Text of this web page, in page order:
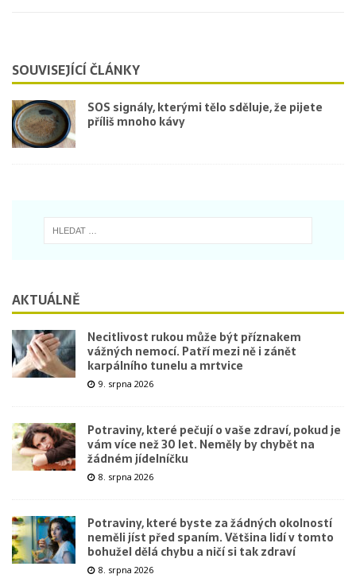
SOUVISEJÍCÍ ČLÁNKY
SOS signály, kterými tělo sděluje, že pijete
příliš mnoho kávy
AKTUÁLNĚ
Necitlivost rukou může být příznakem
vážných nemocí. Patří mezi ně i zánět
karpálního tunelu a mrtvice
9. srpna 2026
Potraviny, které pečují o vaše zdraví, pokud je
vám více než 30 let. Neměly by chybět na
žádném jídelníčku
8. srpna 2026
Potraviny, které byste za žádných okolností
neměli jíst před spaním. Většina lidí v tomto
bohužel dělá chybu a ničí si tak zdraví
8. srpna 2026